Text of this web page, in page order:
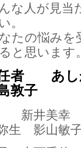
な人が見当
。
たの悩み
と思います
者 あし
敦子
新井美幸
生 影山敏